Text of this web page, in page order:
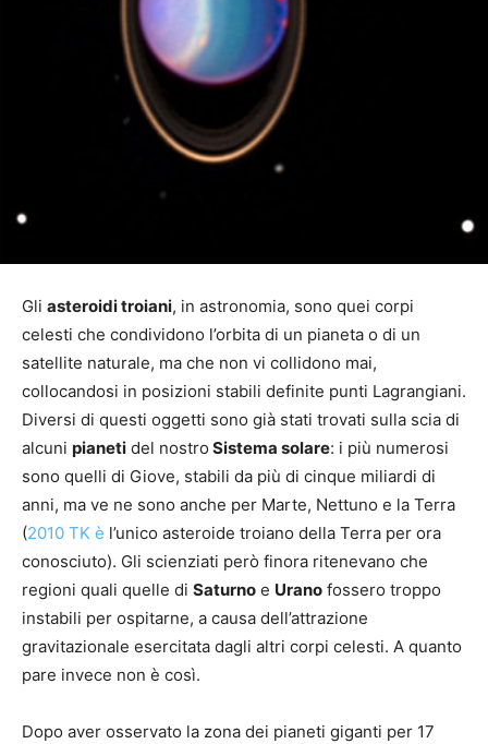
Gli asteroidi troiani, in astronomia, sono quei corpi
celesti che condividono l’orbita di un pianeta o di un
satellite naturale, ma che non vi collidono mai,
collocandosi in posizioni stabili definite punti Lagrangiani.
Diversi di questi oggetti sono già stati trovati sulla scia di
alcuni pianeti del nostro Sistema solare: i più numerosi
sono quelli di Giove, stabili da più di cinque miliardi di
anni, ma ve ne sono anche per Marte, Nettuno e la Terra
(2010 TK è l’unico asteroide troiano della Terra per ora
conosciuto). Gli scienziati però finora ritenevano che
regioni quali quelle di Saturno e Urano fossero troppo
instabili per ospitarne, a causa dell’attrazione
gravitazionale esercitata dagli altri corpi celesti. A quanto
pare invece non è così.
Dopo aver osservato la zona dei pianeti giganti per 17